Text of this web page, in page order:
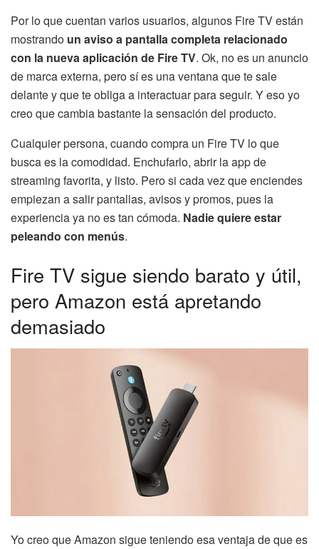
Por lo que cuentan varios usuarios, algunos Fire TV están
mostrando un aviso a pantalla completa relacionado
con la nueva aplicación de Fire TV. Ok, no es un anuncio
de marca externa, pero sí es una ventana que te sale
delante y que te obliga a interactuar para seguir. Y eso yo
creo que cambia bastante la sensación del producto.
Cualquier persona, cuando compra un Fire TV lo que
busca es la comodidad. Enchufarlo, abrir la app de
streaming favorita, y listo. Pero si cada vez que enciendes
empiezan a salir pantallas, avisos y promos, pues la
experiencia ya no es tan cómoda. Nadie quiere estar
peleando con menús.
Fire TV sigue siendo barato y útil,
pero Amazon está apretando
demasiado
Yo creo que Amazon sigue teniendo esa ventaja de que es